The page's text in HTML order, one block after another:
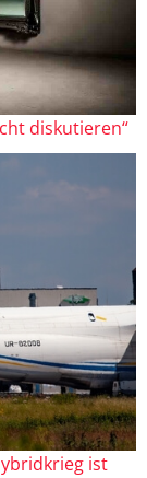
diskutieren“
ist